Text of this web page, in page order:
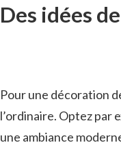
Des idées
Pour une décoration
l’ordinaire. Optez par
une ambiance